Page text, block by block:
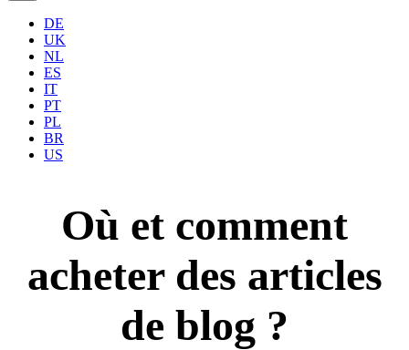
DE
UK
NL
ES
IT
PT
PL
BR
US
Où et comment
acheter des articles
de blog ?